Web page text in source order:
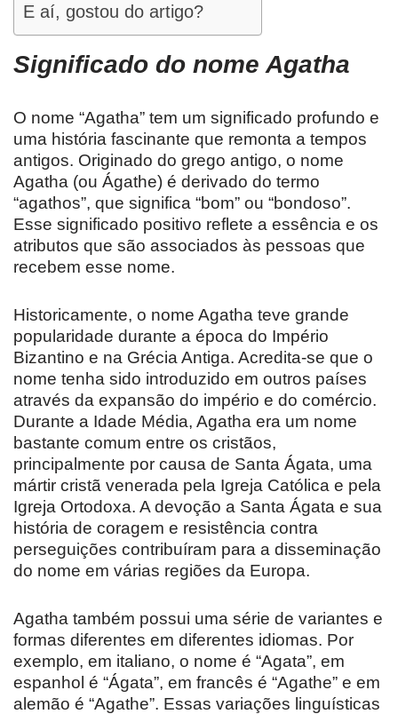
E aí, gostou do artigo?
Significado do nome Agatha
O nome “Agatha” tem um significado profundo e
uma história fascinante que remonta a tempos
antigos. Originado do grego antigo, o nome
Agatha (ou Ágathe) é derivado do termo
“agathos”, que significa “bom” ou “bondoso”.
Esse significado positivo reflete a essência e os
atributos que são associados às pessoas que
recebem esse nome.
Historicamente, o nome Agatha teve grande
popularidade durante a época do Império
Bizantino e na Grécia Antiga. Acredita-se que o
nome tenha sido introduzido em outros países
através da expansão do império e do comércio.
Durante a Idade Média, Agatha era um nome
bastante comum entre os cristãos,
principalmente por causa de Santa Ágata, uma
mártir cristã venerada pela Igreja Católica e pela
Igreja Ortodoxa. A devoção a Santa Ágata e sua
história de coragem e resistência contra
perseguições contribuíram para a disseminação
do nome em várias regiões da Europa.
Agatha também possui uma série de variantes e
formas diferentes em diferentes idiomas. Por
exemplo, em italiano, o nome é “Agata”, em
espanhol é “Ágata”, em francês é “Agathe” e em
alemão é “Agathe”. Essas variações linguísticas